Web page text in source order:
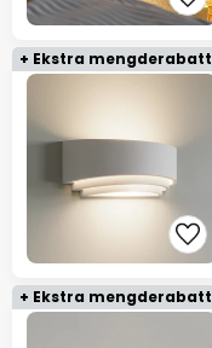
+ Ekstra mengderabatt
+ Ekstra mengderabatt